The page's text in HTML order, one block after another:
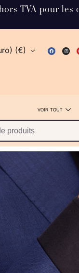
TVA pour
(€)
VOIR TOUT